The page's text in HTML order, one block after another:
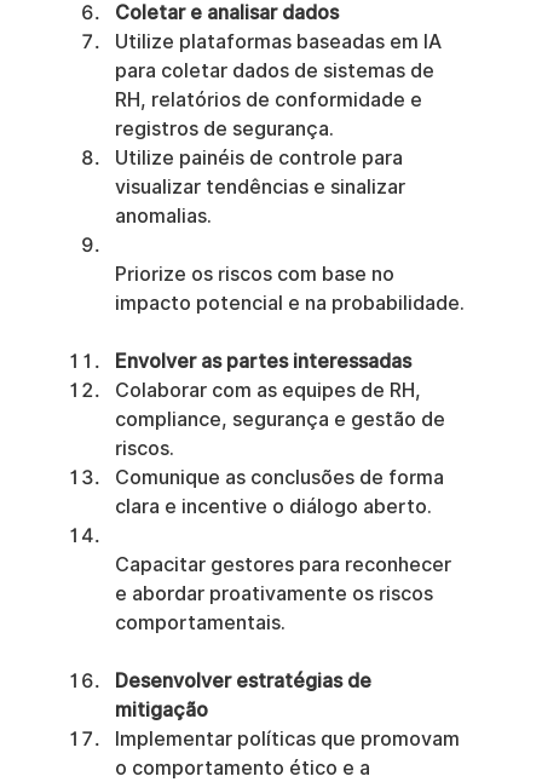
Coletar e analisar dados
Utilize plataformas baseadas em IA
para coletar dados de sistemas de
RH, relatórios de conformidade e
registros de segurança.
Utilize painéis de controle para
visualizar tendências e sinalizar
anomalias.
Priorize os riscos com base no
impacto potencial e na probabilidade.
Envolver as partes interessadas
Colaborar com as equipes de RH,
compliance, segurança e gestão de
riscos.
Comunique as conclusões de forma
clara e incentive o diálogo aberto.
Capacitar gestores para reconhecer
e abordar proativamente os riscos
comportamentais.
Desenvolver estratégias de
mitigação
Implementar políticas que promovam
o comportamento ético e a